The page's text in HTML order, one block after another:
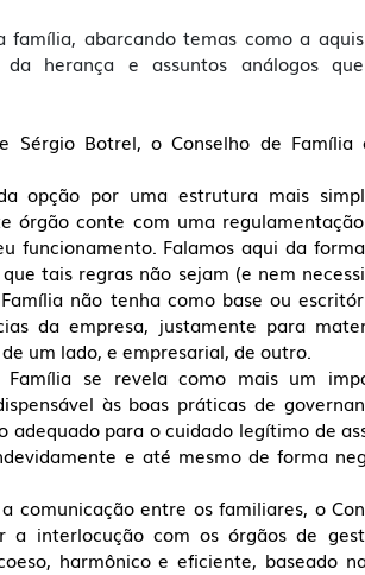
abarcando temas como a
herança e assuntos análogos
Sérgio Botrel, o Conselho de
opção por uma estrutura mais
órgão conte com uma
funcionamento. Falamos aqui da
tais regras não sejam (e nem
não tenha como base ou
da empresa, justamente para
um lado, e empresarial, de outro.
Família se revela como mais um
às boas práticas de
adequado para o cuidado legítimo de
e até mesmo de forma
comunicação entre os familiares, o
interlocução com os órgãos de
harmônico e eficiente, baseado